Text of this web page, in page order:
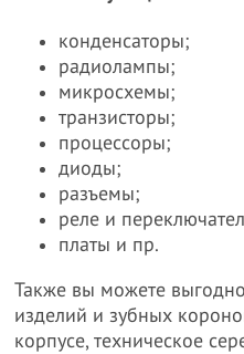
конденсаторы;
радиолампы;
микросхемы;
транзисторы;
процессоры;
диоды;
разъемы;
реле и
платы и пр.
Также вы можете
изделий и зубных
корпусе, техническое